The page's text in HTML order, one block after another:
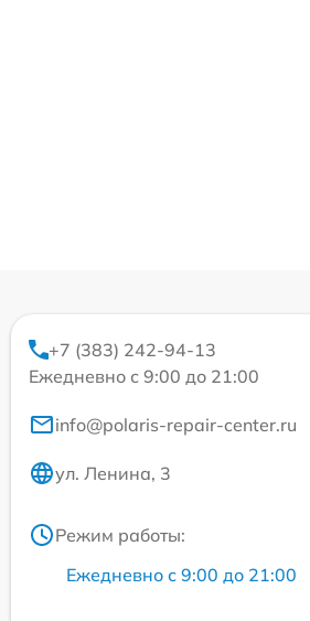
+7 (383) 242-94-13
Ежедневно с 9:00 до 21:00
info@polaris-repair-center.ru
ул. Ленина, 3
Режим работы:
Ежедневно с 9:00 до 21:00